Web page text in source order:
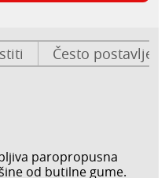
Često
paropropusna
od butilne gume.